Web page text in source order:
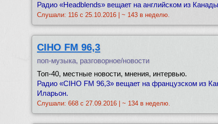
Радио «Headblends» вещает на английском из
Слушали: 116 с 25.10.2016 | ~ 143 в неделю.
CIHO FM 96,3
поп-музыка, разговорное/новости
Топ-40, местные новости, мнения, интервью.
Радио «CIHO FM 96,3» вещает на французском из
Иларьон.
Слушали: 668 с 27.09.2016 | ~ 134 в неделю.